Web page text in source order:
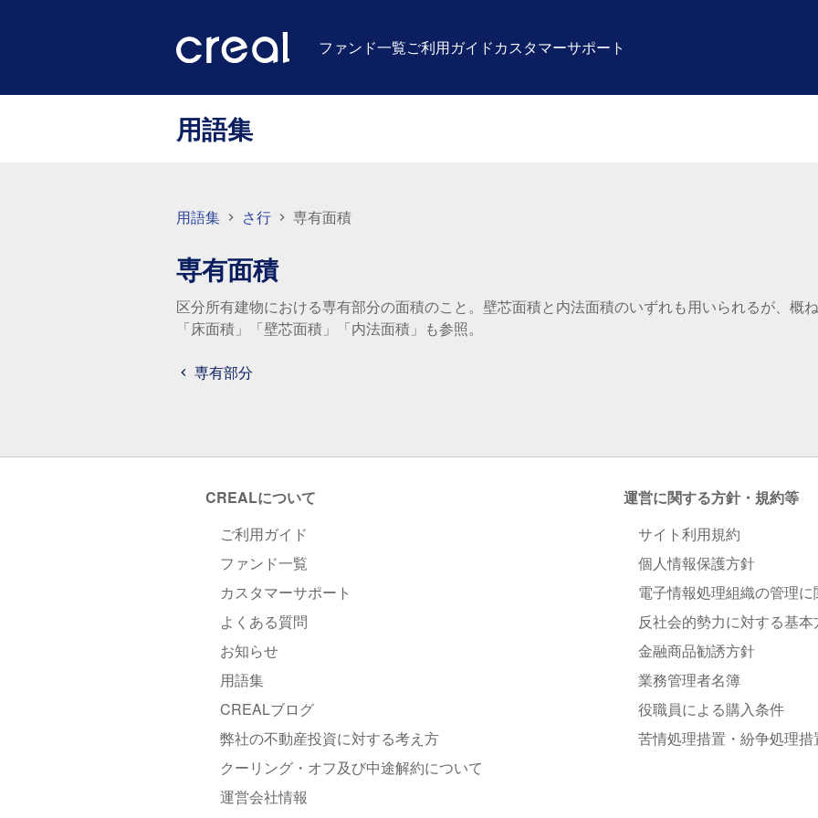
ファンド一覧ご利用ガイドカスタマーサポート
用語集
用語集 さ行 専有面積
専有面積
区分所有建物における専有部分の面積のこと。壁芯面積と内法面積のいずれも用いられるが、概
「床面積」「壁芯面積」「内法面積」も参照。
専有部分
CREALについて
ご利用ガイド
ファンド一覧
カスタマーサポート
よくある質問
お知らせ
用語集
CREALブログ
弊社の不動産投資に対する考え方
クーリング・オフ及び中途解約について
運営会社情報
運営に関する方針・規約等
サイト利用規約
個人情報保護方針
電子情報処理組織の管理
反社会的勢力に対する基本
金融商品勧誘方針
業務管理者名簿
役職員による購入条件
苦情処理措置・紛争処理措